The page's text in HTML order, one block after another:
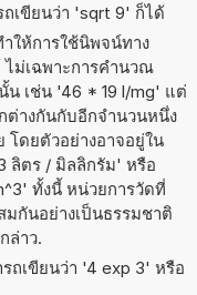
เขียนว่า 'sqrt 9' ก็ได้
ให้การใช้นิพจน์ทาง
ม่เฉพาะการคำนวณ
น เช่น '46 * 19 l/mg' แต่
ต่างกันกับอีกจำนวนหนึ่ง
โดยตัวอย่างอาจอยู่ใน
ลิตร / มิลลิกรัม' หรือ
ทั้งนี้ หน่วยการวัดที่
กันอย่างเป็นธรรมชาติ
ล่าว.
ถเขียนว่า '4 exp 3' หรือ